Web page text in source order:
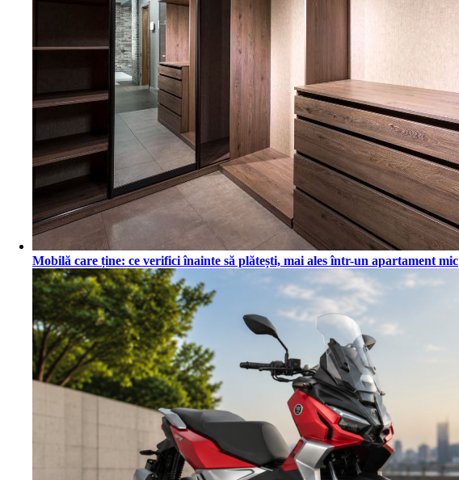
Mobilă care ține: ce verifici înainte să plătești, mai ales într-un apartament mic